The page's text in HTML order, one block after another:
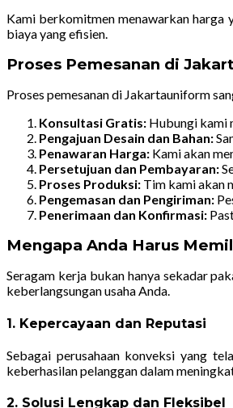
Kami berkomitmen menawarkan harga
biaya yang efisien.
Proses Pemesanan di
Proses pemesanan di Jakartauniform
Konsultasi Gratis: Hubungi kami
Pengajuan Desain dan Bahan:
Penawaran Harga: Kami akan
Persetujuan dan Pembayaran:
Proses Produksi: Tim kami akan
Pengemasan dan Pengiriman:
Penerimaan dan Konfirmasi:
Mengapa Anda Harus
Seragam kerja bukan hanya sekadar
keberlangsungan usaha Anda.
1. Kepercayaan dan Reputasi
Sebagai perusahaan konveksi yang
keberhasilan pelanggan dalam
2. Solusi Lengkap dan Fleksibel